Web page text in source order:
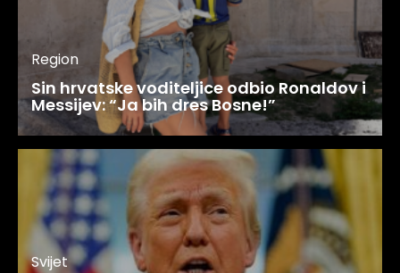
Region
Sin hrvatske voditeljice odbio Ronaldov i
Messijev: “Ja bih dres Bosne!”
Svijet